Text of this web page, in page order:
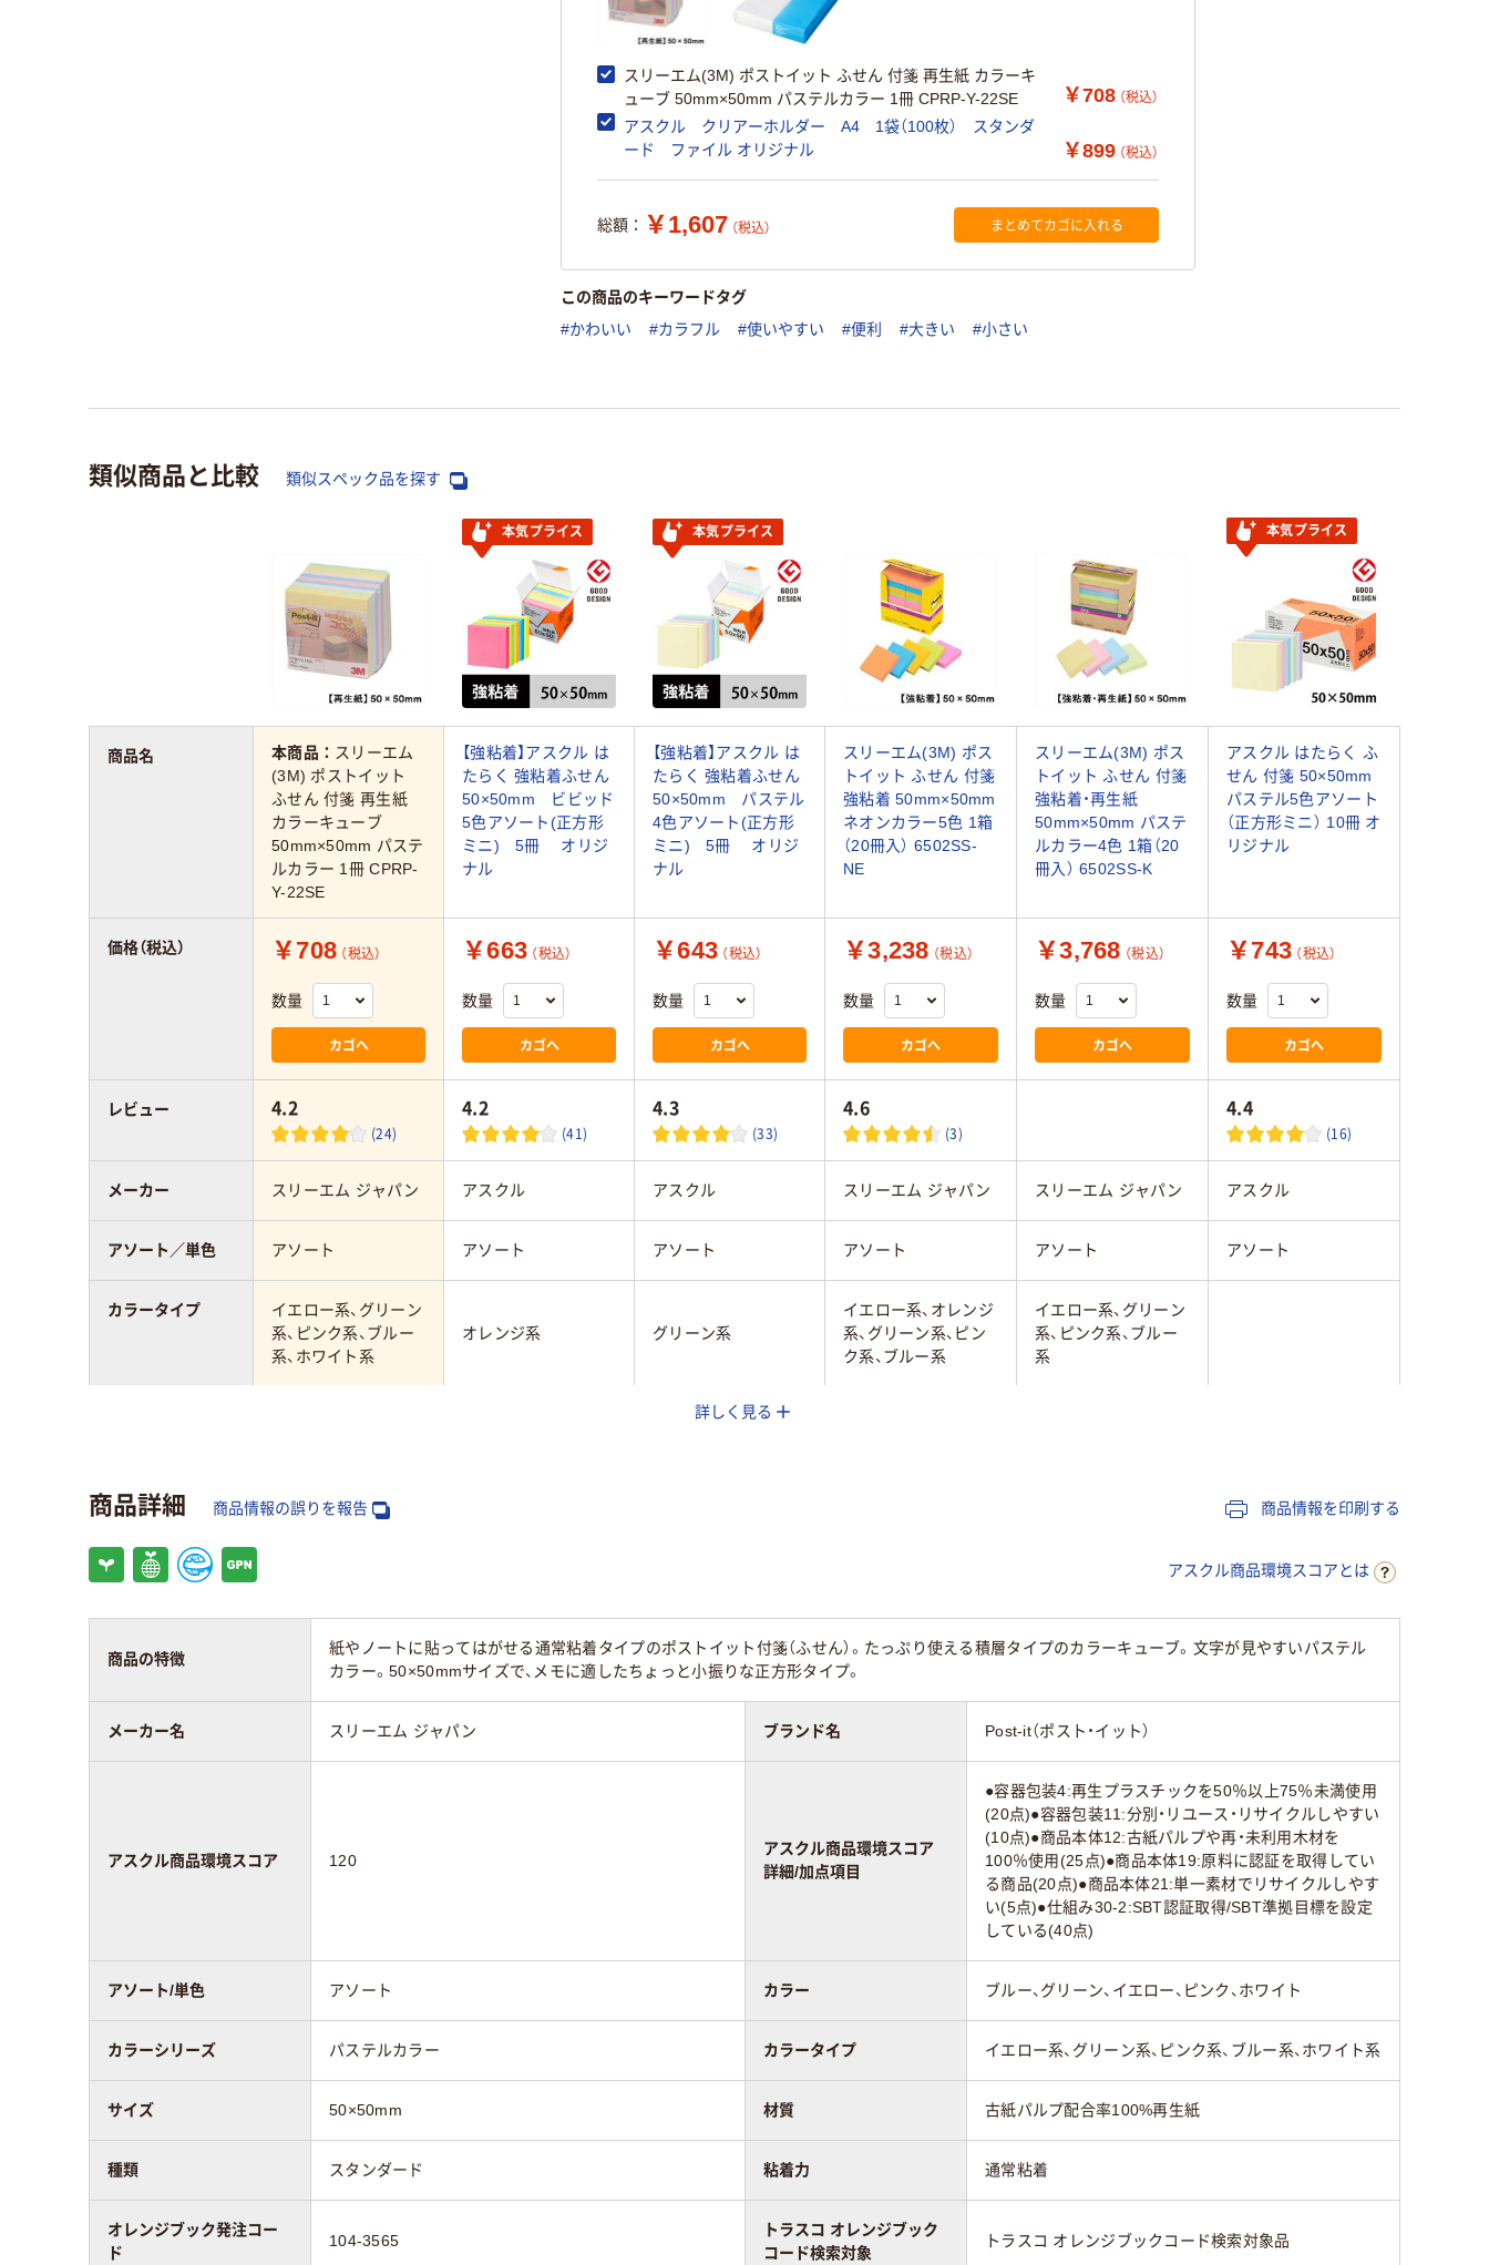
スリーエム(3M) ポストイット ふせん 付箋 再生紙 カラーキ
ューブ 50mm×50mm パステルカラー 1冊 CPRP-Y-22SE
￥708 （税込）
アスクル クリアーホルダー A4 1袋（100枚） スタンダ
ード ファイル オリジナル
￥899 （税込）
総額： ￥1,607 （税込） まとめてカゴに入れる
この商品のキーワードタグ
#かわいい #カラフル #使いやすい #便利 #大きい #小さい
類似商品と比較 類似スペック品を探す
本気プライス 本気プライス 本気プライス
商品名 本商品： スリーエム
(3M) ポストイット
ふせん 付箋 再生紙
カラーキューブ
50mm×50mm パステ
ルカラー 1冊 CPRP-
Y-22SE
【強粘着】アスクル は
たらく 強粘着ふせん
50×50mm ビビッド
5色アソート(正方形
ミニ) 5冊 オリジ
ナル
【強粘着】アスクル は
たらく 強粘着ふせん
50×50mm パステル
4色アソート(正方形
ミニ) 5冊 オリジ
ナル
スリーエム(3M) ポス
トイット ふせん 付箋
強粘着 50mm×50mm
ネオンカラー5色 1箱
（20冊入） 6502SS-
NE
スリーエム(3M) ポス
トイット ふせん 付箋
強粘着・再生紙
50mm×50mm パステ
ルカラー4色 1箱（20
冊入） 6502SS-K
アスクル はたらく ふ
せん 付箋 50×50mm
パステル5色アソート
（正方形ミニ） 10冊 オ
リジナル
価格（税込） ￥708 （税込）
数量
カゴへ
￥663 （税込）
数量
カゴへ
￥643 （税込）
数量
カゴへ
￥3,238 （税込）
数量
カゴへ
￥3,768 （税込）
数量
カゴへ
￥743 （税込）
数量
カゴへ
レビュー 4.2
(24)
4.2
(41)
4.3
(33)
4.6
(3)
4.4
(16)
メーカー スリーエム ジャパン アスクル アスクル スリーエム ジャパン スリーエム ジャパン アスクル
アソート／単色 アソート アソート アソート アソート アソート アソート
カラータイプ
イエロー系、グリーン
系、ピンク系、ブルー
系、ホワイト系
オレンジ系 グリーン系
イエロー系、オレンジ
系、グリーン系、ピン
ク系、ブルー系
イエロー系、グリーン
系、ピンク系、ブルー
系
マルチカラー／多色
カラーシリーズ パステルカラー パステルカラー
サイズ 50×50ｍｍ
粘着力 通常粘着 強粘着 強粘着 強粘着 強粘着 通常粘着
スタンダード スタンダード スタンダード スタンダード
アスクル商品環境
スコア
詳しく見る
商品詳細 商品情報の誤りを報告 商品情報を印刷する
アスクル商品環境スコアとは
商品の特徴
紙やノートに貼ってはがせる通常粘着タイプのポストイット付箋（ふせん）。たっぷり使える積層タイプのカラーキューブ。文字が見やすいパステル
カラー。50×50mmサイズで、メモに適したちょっと小振りな正方形タイプ。
メーカー名 スリーエム ジャパン ブランド名 Post-it（ポスト・イット）
アスクル商品環境スコア 120
アスクル商品環境スコア
詳細/加点項目
●容器包装4:再生プラスチックを50％以上75％未満使用
(20点)●容器包装11:分別・リユース・リサイクルしやすい
(10点)●商品本体12:古紙パルプや再・未利用木材を
100％使用(25点)●商品本体19:原料に認証を取得してい
る商品(20点)●商品本体21:単一素材でリサイクルしやす
い(5点)●仕組み30-2:SBT認証取得/SBT準拠目標を設定
している(40点)
アソート/単色 アソート カラー ブルー、グリーン、イエロー、ピンク、ホワイト
カラーシリーズ パステルカラー カラータイプ イエロー系、グリーン系、ピンク系、ブルー系、ホワイト系
サイズ 50×50mm 材質 古紙パルプ配合率100%再生紙
種類 スタンダード 粘着力 通常粘着
オレンジブック発注コー
ド
104-3565
トラスコ オレンジブック
コード検索対象
トラスコ オレンジブックコード検索対象品